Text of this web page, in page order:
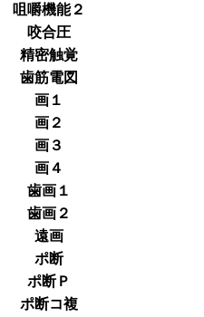
咀嚼機能２
咬合圧
精密触覚
歯筋電図
画１
画２
画３
画４
歯画１
歯画２
遠画
ポ断
ポ断Ｐ
ポ断コ複